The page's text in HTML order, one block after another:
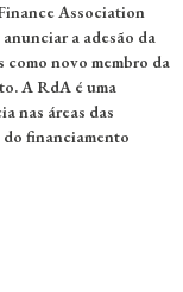
Association
anunciar a adesão da
novo membro da
A RdA é uma
nas áreas das
do financiamento